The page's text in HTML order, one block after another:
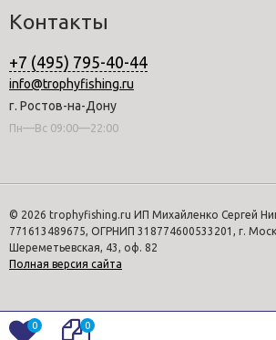
Контакты
+7 (495) 795-40-44
info@trophyfishing.ru
г. Ростов-на-Дону
Пн—Вс 09:00—22:00
© 2026 trophyfishing.ru ИП Михайленко Сергей
771613489675, ОГРНИП 318774600533201, г.
Шереметьевская, 43, оф. 82
Полная версия сайта
0 0